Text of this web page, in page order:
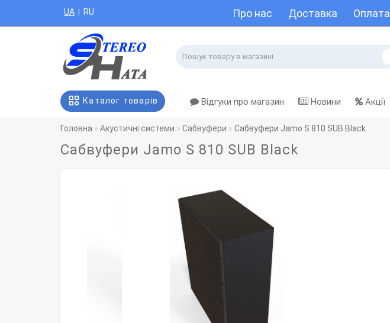
Про нас Доставка Оплата
UA | RU
Каталог товарів Відгуки про магазин Новини Акції
Головна Акустичні системи Сабвуфери Сабвуфери Jamo S 810 SUB Black
Сабвуфери Jamo S 810 SUB Black